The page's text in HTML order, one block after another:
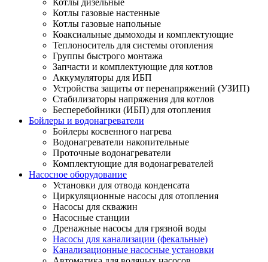
Котлы дизельные
Котлы газовые настенные
Котлы газовые напольные
Коаксиальные дымоходы и комплектующие
Теплоноситель для системы отопления
Группы быстрого монтажа
Запчасти и комплектующие для котлов
Аккумуляторы для ИБП
Устройства защиты от перенапряжений (УЗИП)
Стабилизаторы напряжения для котлов
Бесперебойники (ИБП) для отопления
Бойлеры и водонагреватели
Бойлеры косвенного нагрева
Водонагреватели накопительные
Проточные водонагреватели
Комплектующие для водонагревателей
Насосное оборудование
Установки для отвода конденсата
Циркуляционные насосы для отопления
Насосы для скважин
Насосные станции
Дренажные насосы для грязной воды
Насосы для канализации (фекальные)
Канализационные насосные установки